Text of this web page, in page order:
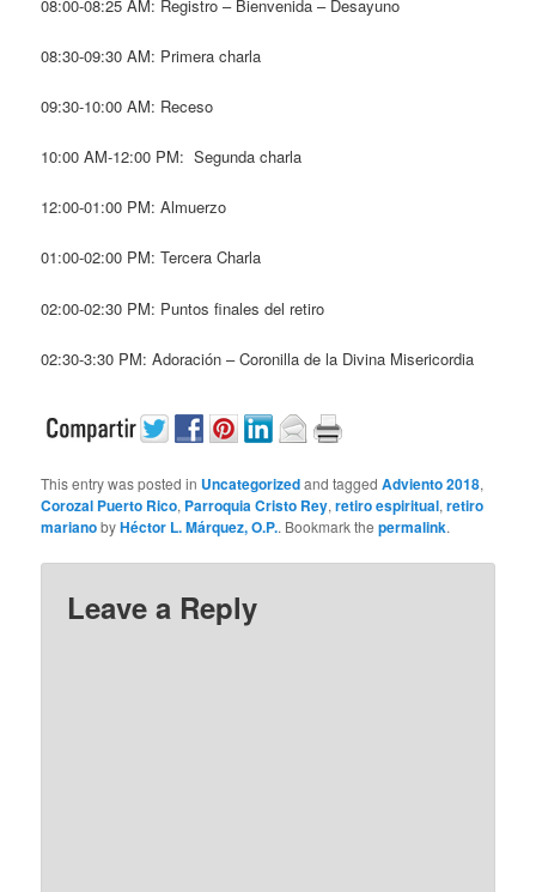
08:00-08:25 AM: Registro – Bienvenida – Desayuno
08:30-09:30 AM: Primera charla
09:30-10:00 AM: Receso
10:00 AM-12:00 PM: Segunda charla
12:00-01:00 PM: Almuerzo
01:00-02:00 PM: Tercera Charla
02:00-02:30 PM: Puntos finales del retiro
02:30-3:30 PM: Adoración – Coronilla de la Divina Misericordia
This entry was posted in Uncategorizedand taggedAdviento 2018,
Corozal Puerto Rico, Parroquia Cristo Rey,retiro espiritual,retiro
marianobyHéctor L. Márquez, O.P.. Bookmark thepermalink.
Leave a Reply